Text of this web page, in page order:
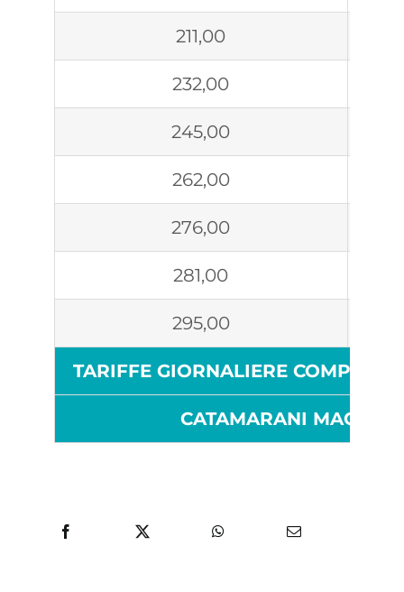
211,00
232,00
245,00
262,00
276,00
281,00
295,00
TARIFFE GIORNALIERE
CATAMARANI